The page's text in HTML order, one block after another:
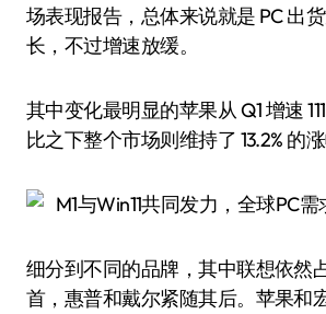
场表现报告，总体来说就是 PC 出
长，不过增速放缓。
其中变化最明显的苹果从 Q1 增速
比之下整个市场则维持了 13.2% 的涨
细分到不同的品牌，其中联想依然
首，惠普和戴尔紧随其后。苹果和